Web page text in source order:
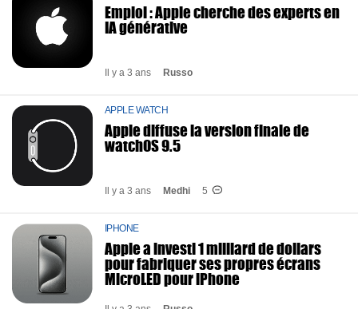
Emploi : Apple cherche des experts en
IA générative
Il y a 3 ans Russo
APPLE WATCH
Apple diffuse la version finale de
watchOS 9.5
Il y a 3 ans Medhi 5
IPHONE
Apple a investi 1 milliard de dollars
pour fabriquer ses propres écrans
MicroLED pour iPhone